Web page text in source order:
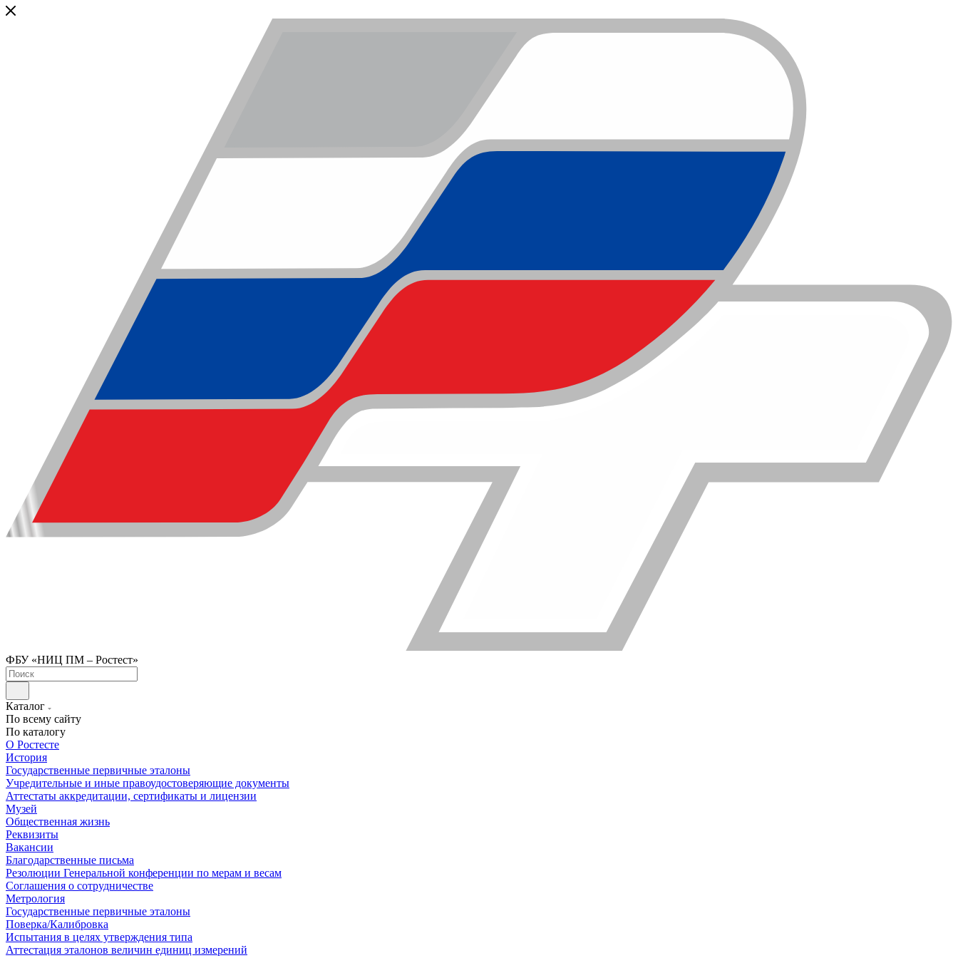
ФБУ «НИЦ ПМ – Ростест»
Каталог
По всему сайту
По каталогу
О Ростесте
История
Государственные первичные эталоны
Учредительные и иные правоудостоверяющие документы
Аттестаты аккредитации, сертификаты и лицензии
Музей
Общественная жизнь
Реквизиты
Вакансии
Благодарственные письма
Резолюции Генеральной конференции по мерам и весам
Соглашения о сотрудничестве
Метрология
Государственные первичные эталоны
Поверка/Калибровка
Испытания в целях утверждения типа
Аттестация эталонов величин единиц измерений